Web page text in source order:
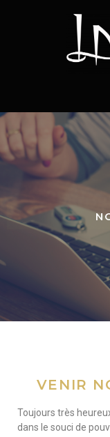
VENIR
Toujours très
dans le souci de